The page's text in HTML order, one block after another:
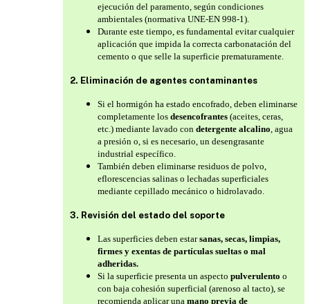
ejecución del paramento, según condiciones
ambientales (normativa UNE-EN 998-1).
Durante este tiempo, es fundamental evitar cualquier
aplicación que impida la correcta carbonatación del
cemento o que selle la superficie prematuramente.
2. Eliminación de agentes contaminantes
Si el hormigón ha estado encofrado, deben eliminarse
completamente los desencofrantes (aceites, ceras,
etc.) mediante lavado con detergente alcalino , agua
a presión o, si es necesario, un desengrasante
industrial específico.
También deben eliminarse residuos de polvo,
eflorescencias salinas o lechadas superficiales
mediante cepillado mecánico o hidrolavado.
3. Revisión del estado del soporte
Las superficies deben estarsanas, secas, limpias,
firmes y exentas de partículas sueltas o mal
adheridas.
Si la superficie presenta un aspecto pulverulento o
con baja cohesión superficial (arenoso al tacto), se
recomienda aplicar una mano previa de